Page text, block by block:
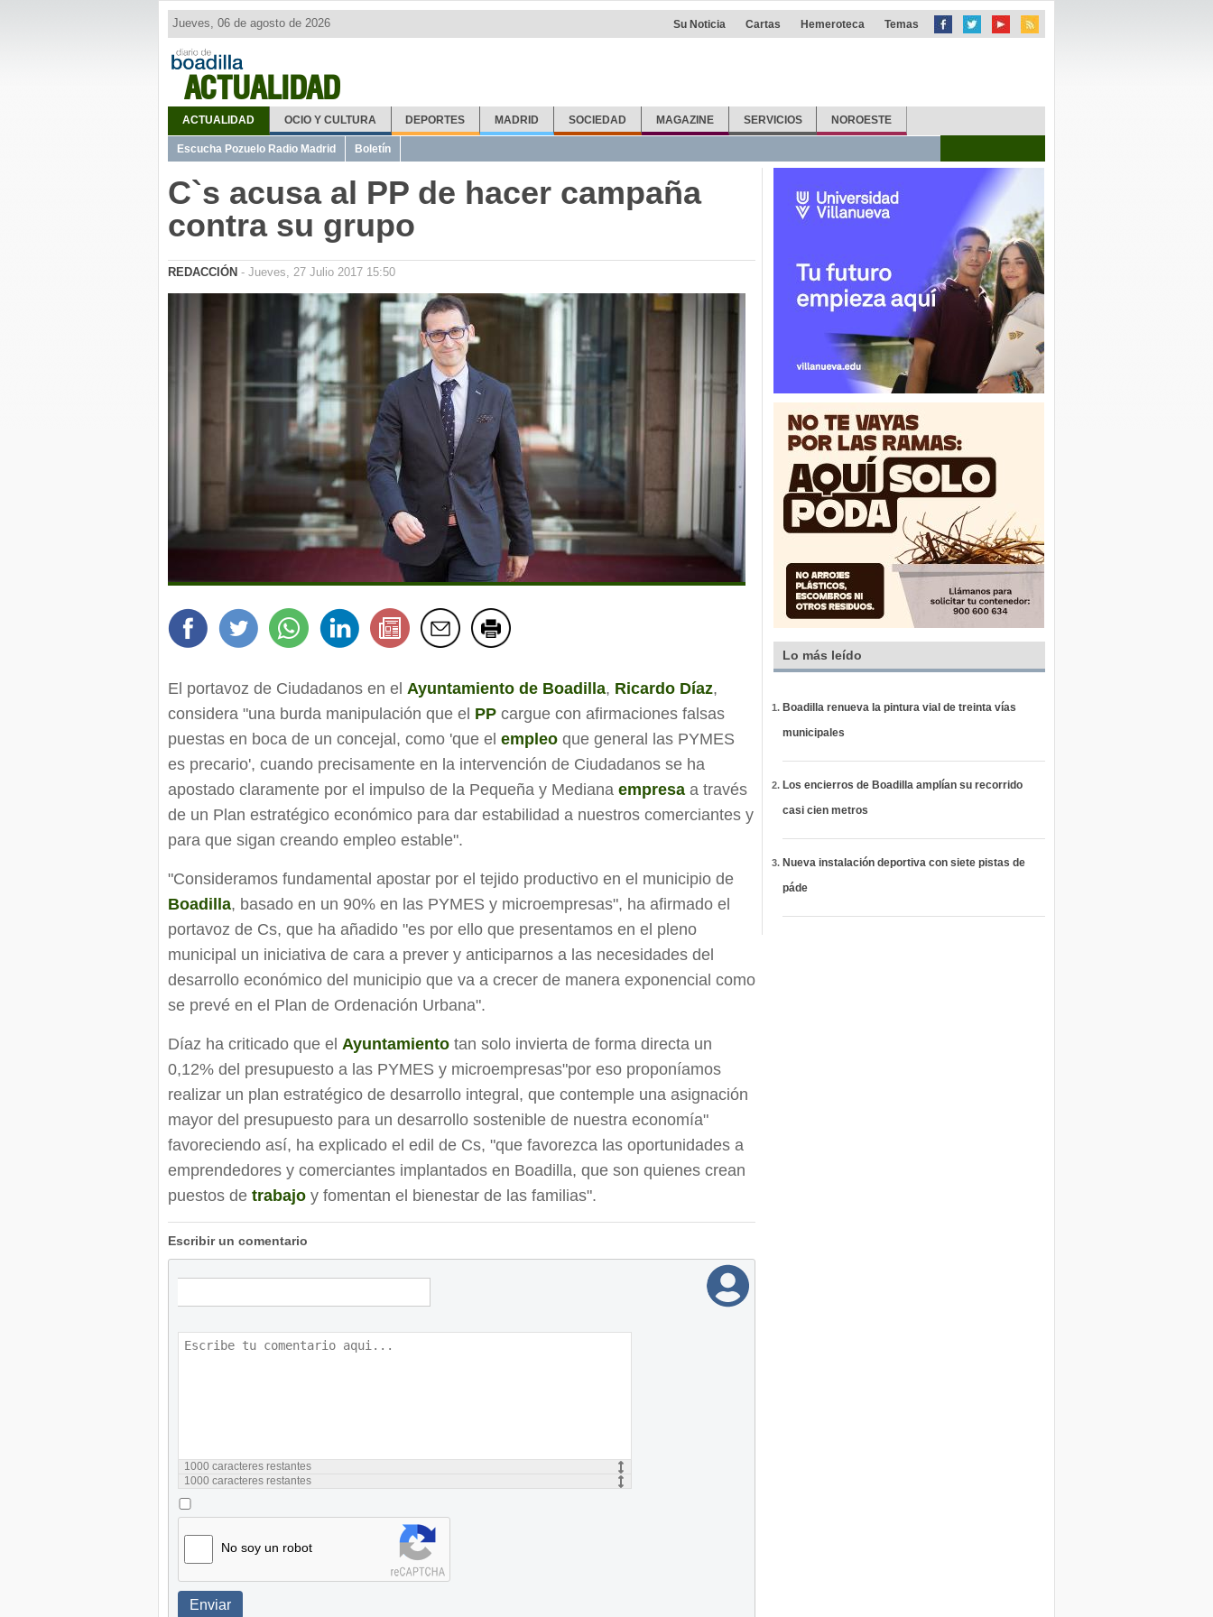
ACTUALIDAD
Jueves, 06 de agosto de 2026 Su Noticia Cartas Hemeroteca Temas
ACTUALIDAD OCIO Y CULTURA DEPORTES MADRID SOCIEDAD MAGAZINE SERVICIOS NOROESTE
Escucha Pozuelo Radio Madrid Boletín
C`s acusa al PP de hacer campaña
contra su grupo
REDACCIÓN - Jueves, 27 Julio 2017 15:50
El portavoz de Ciudadanos en el Ayuntamiento de Boadilla, Ricardo Díaz,
considera "una burda manipulación que el PP cargue con afirmaciones falsas
puestas en boca de un concejal, como 'que el empleo que general las PYMES
es precario', cuando precisamente en la intervención de Ciudadanos se ha
apostado claramente por el impulso de la Pequeña y Mediana empresa a través
de un Plan estratégico económico para dar estabilidad a nuestros comerciantes y
para que sigan creando empleo estable".
"Consideramos fundamental apostar por el tejido productivo en el municipio de
Boadilla, basado en un 90% en las PYMES y microempresas", ha afirmado el
portavoz de Cs, que ha añadido "es por ello que presentamos en el pleno
municipal un iniciativa de cara a prever y anticiparnos a las necesidades del
desarrollo económico del municipio que va a crecer de manera exponencial como
se prevé en el Plan de Ordenación Urbana".
Díaz ha criticado que el Ayuntamiento tan solo invierta de forma directa un
0,12% del presupuesto a las PYMES y microempresas"por eso proponíamos
realizar un plan estratégico de desarrollo integral, que contemple una asignación
mayor del presupuesto para un desarrollo sostenible de nuestra economía"
favoreciendo así, ha explicado el edil de Cs, "que favorezca las oportunidades a
emprendedores y comerciantes implantados en Boadilla, que son quienes crean
puestos de trabajo y fomentan el bienestar de las familias".
Escribir un comentario
1000 caracteres restantes
1000 caracteres restantes
No soy un robot
Enviar
Lo más leído
Boadilla renueva la pintura vial de treinta vías
municipales
Los encierros de Boadilla amplían su recorrido
casi cien metros
Nueva instalación deportiva con siete pistas de
páde